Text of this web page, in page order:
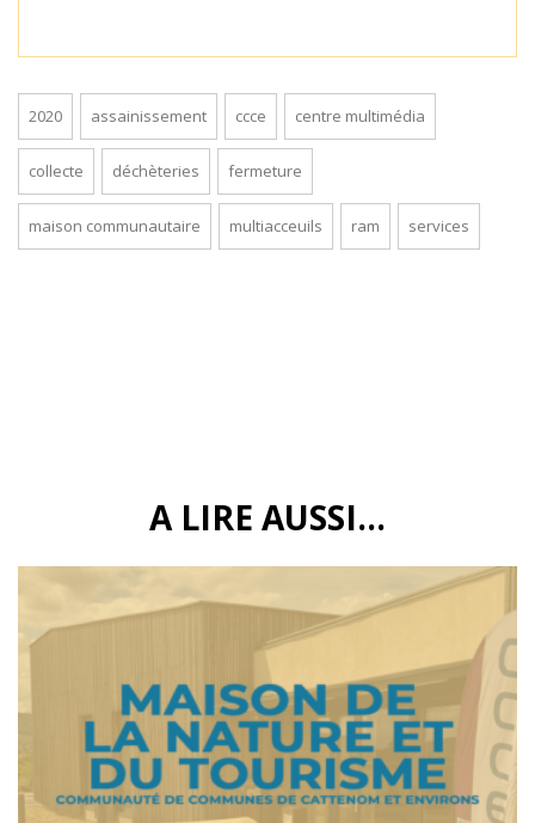
2020 assainissement ccce centre multimédia
collecte déchèteries fermeture
maison communautaire multiacceuils ram services
A LIRE AUSSI...